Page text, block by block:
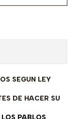
SEGUN LEY
DE HACER SU
PABLOS